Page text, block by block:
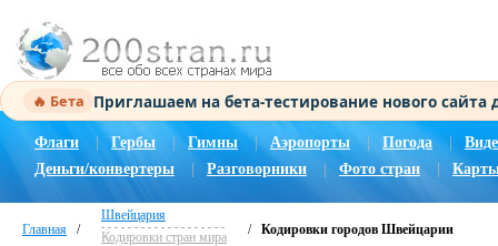
🔥 Бета Приглашаем на бета-тестирование нового
Флаги Гербы Гимны | Аэропорты Погода |
Деньги/конвертеры
Разговорники Фото стран
Главная /
Швейцария
Кодировки стран мира
/ Кодировки городов Швейцарии